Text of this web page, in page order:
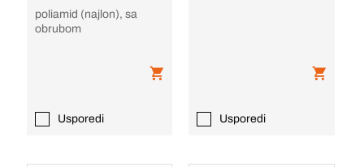
poliamid (najlon), sa
obrubom
Usporedi Usporedi